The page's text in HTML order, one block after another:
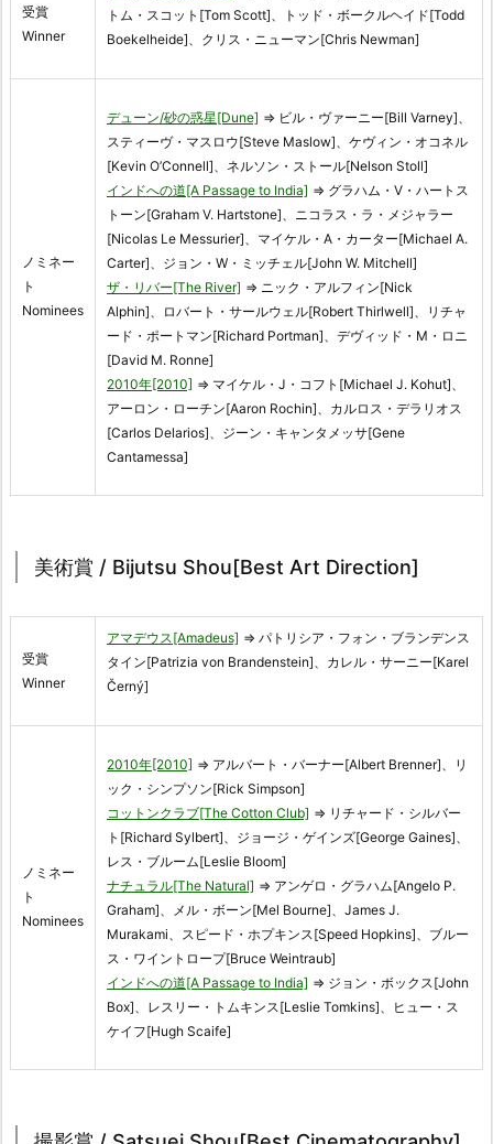
受賞
Winner
トム・スコット[Tom Scott]、トッド・ボークルヘイド[Todd
Boekelheide]、クリス・ニューマン[Chris Newman]
ノミネー
ト
Nominees
デューン/砂の惑星[Dune] ⇒ ビル・ヴァーニー[Bill Varney]、
スティーヴ・マスロウ[Steve Maslow]、ケヴィン・オコネル
[Kevin O’Connell]、ネルソン・ストール[Nelson Stoll]
インドへの道[A Passage to India] ⇒ グラハム・V・ハートス
トーン[Graham V. Hartstone]、ニコラス・ラ・メジャラー
[Nicolas Le Messurier]、マイケル・A・カーター[Michael A.
Carter]、ジョン・W・ミッチェル[John W. Mitchell]
ザ・リバー[The River] ⇒ ニック・アルフィン[Nick
Alphin]、ロバート・サールウェル[Robert Thirlwell]、リチャ
ード・ポートマン[Richard Portman]、デヴィッド・M・ロニ
[David M. Ronne]
2010年[2010] ⇒ マイケル・J・コフト[Michael J. Kohut]、
アーロン・ローチン[Aaron Rochin]、カルロス・デラリオス
[Carlos Delarios]、ジーン・キャンタメッサ[Gene
Cantamessa]
美術賞 / Bijutsu Shou[Best Art Direction]
受賞
Winner
アマデウス[Amadeus] ⇒ パトリシア・フォン・ブランデンス
タイン[Patrizia von Brandenstein]、カレル・サーニー[Karel
Černý]
ノミネー
ト
Nominees
2010年[2010] ⇒ アルバート・バーナー[Albert Brenner]、リ
ック・シンプソン[Rick Simpson]
コットンクラブ[The Cotton Club] ⇒ リチャード・シルバー
ト[Richard Sylbert]、ジョージ・ゲインズ[George Gaines]、
レス・ブルーム[Leslie Bloom]
ナチュラル[The Natural] ⇒ アンゲロ・グラハム[Angelo P.
Graham]、メル・ボーン[Mel Bourne]、James J.
Murakami、スピード・ホプキンス[Speed Hopkins]、ブルー
ス・ワイントロープ[Bruce Weintraub]
インドへの道[A Passage to India] ⇒ ジョン・ボックス[John
Box]、レスリー・トムキンス[Leslie Tomkins]、ヒュー・ス
ケイフ[Hugh Scaife]